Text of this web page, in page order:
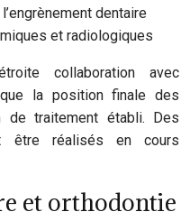
dentaire
et radiologiques
collaboration avec
que la position finale des
de traitement établi. Des
être réalisés en cours
et orthodontie